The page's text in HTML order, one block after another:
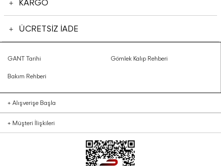
KARGO
ÜCRETSİZ İADE
GANT Tarihi Gömlek Kalıp Rehberi
Bakım Rehberi
+ Alışverişe Başla
+ Müşteri İlişkileri